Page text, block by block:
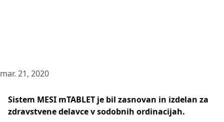
mar. 21, 2020
Sistem MESI mTABLET je bil zasnovan in izdelan za
zdravstvene delavce v sodobnih ordinacijah.